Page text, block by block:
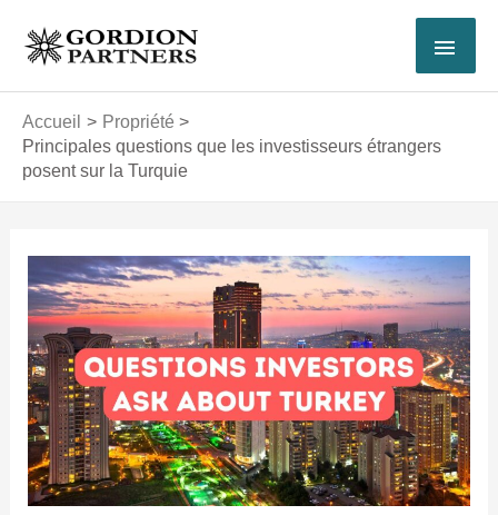
contenu
Accueil
Propriété
Principales questions que les investisseurs étrangers
posent sur la Turquie
articles